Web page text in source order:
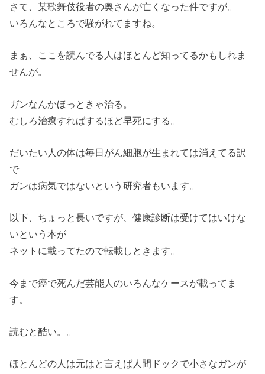
さて、某歌舞伎役者の奥さんが亡くなった件ですが。
いろんなところで騒がれてますね。
まぁ、ここを読んでる人はほとんど知ってるかもしれま
せんが。
ガンなんかほっときゃ治る。
むしろ治療すればするほど早死にする。
だいたい人の体は毎日がん細胞が生まれては消えてる訳
で
ガンは病気ではないという研究者もいます。
以下、ちょっと長いですが、健康診断は受けてはいけな
いという本が
ネットに載ってたので転載しときます。
今まで癌で死んだ芸能人のいろんなケースが載ってま
す。
読むと酷い。。
ほとんどの人は元はと言えば人間ドックで小さなガンが